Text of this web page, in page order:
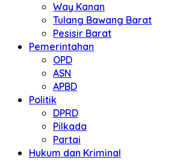
Way Kanan
Tulang Bawang Barat
Pesisir Barat
Pemerintahan
OPD
ASN
APBD
Politik
DPRD
Pilkada
Partai
Hukum dan Kriminal